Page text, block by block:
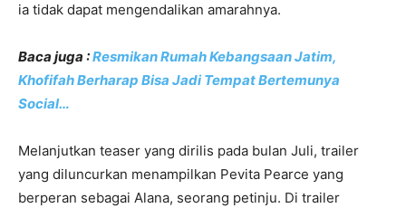
ia tidak dapat mengendalikan amarahnya.
Baca juga :Resmikan Rumah Kebangsaan Jatim,
Khofifah Berharap Bisa Jadi Tempat Bertemunya
Social…
Melanjutkan teaser yang dirilis pada bulan Juli, trailer
yang diluncurkan menampilkan Pevita Pearce yang
berperan sebagai Alana, seorang petinju. Di trailer